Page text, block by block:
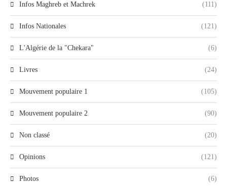
Infos Maghreb et Machrek (111)
Infos Nationales (121)
L'Algérie de la "Chekara" (6)
Livres (24)
Mouvement populaire 1 (105)
Mouvement populaire 2 (90)
Non classé (20)
Opinions (121)
Photos (6)